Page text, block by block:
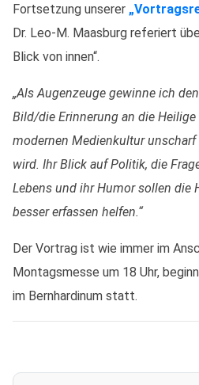
Fortsetzung unserer
Dr. Leo-M. Maasburg referiert
Blick von innen“.
„Als Augenzeuge gewinne ich
Bild/die Erinnerung an die
modernen Medienkultur
wird. Ihr Blick auf Politik, die
Lebens und ihr Humor sollen die
besser erfassen helfen.“
Der Vortrag ist wie immer im
Montagsmesse um 18 Uhr,
im Bernhardinum statt.